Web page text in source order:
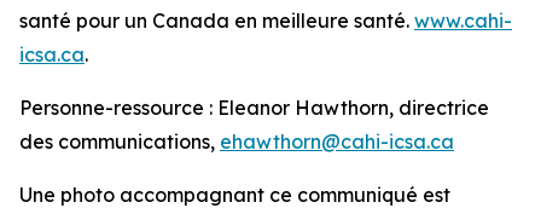
santé pour un Canada en meilleure santé. www.cahi-
icsa.ca.
Personne-ressource : Eleanor Hawthorn, directrice
des communications, ehawthorn@cahi-icsa.ca
Une photo accompagnant ce communiqué est